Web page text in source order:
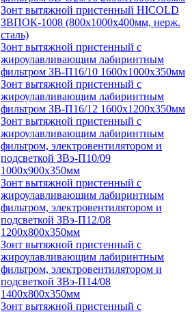
Зонт вытяжной пристенный HICOLD
ЗВПОК-1008 (800х1000х400мм, нерж.
сталь)
Зонт вытяжной пристенный с
жироулавливающим лабиринтным
фильтром ЗВ-П16/10 1600х1000х350мм
Зонт вытяжной пристенный с
жироулавливающим лабиринтным
фильтром ЗВ-П16/12 1600х1200х350мм
Зонт вытяжной пристенный с
жироулавливающим лабиринтным
фильтром, электровентилятором и
подсветкой ЗВэ-П10/09
1000х900х350мм
Зонт вытяжной пристенный с
жироулавливающим лабиринтным
фильтром, электровентилятором и
подсветкой ЗВэ-П12/08
1200х800х350мм
Зонт вытяжной пристенный с
жироулавливающим лабиринтным
фильтром, электровентилятором и
подсветкой ЗВэ-П14/08
1400х800х350мм
Зонт вытяжной пристенный с